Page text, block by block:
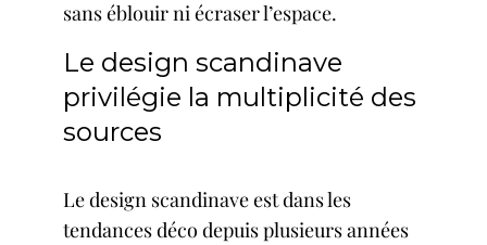
sans éblouir ni écraser l’espace.
Le design scandinave
privilégie la multiplicité des
sources
Le design scandinave est dans les
tendances déco depuis plusieurs années